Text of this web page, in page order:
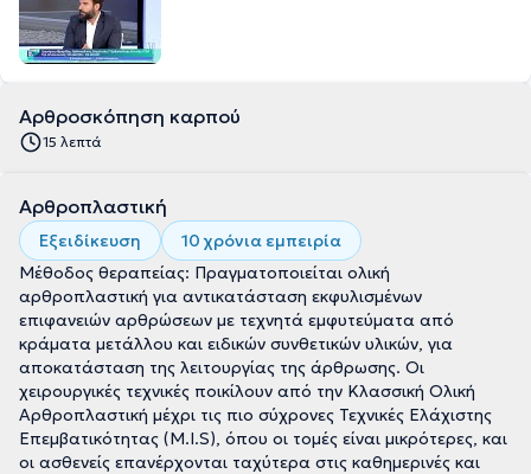
Αρθροσκόπηση καρπού
15 λεπτά
Αρθροπλαστική
Εξειδίκευση
10 χρόνια εμπειρία
Μέθοδος θεραπείας: Πραγματοποιείται ολική
αρθροπλαστική για αντικατάσταση εκφυλισμένων
επιφανειών αρθρώσεων με τεχνητά εμφυτεύματα από
κράματα μετάλλου και ειδικών συνθετικών υλικών, για
αποκατάσταση της λειτουργίας της άρθρωσης. Οι
χειρουργικές τεχνικές ποικίλουν από την Κλασσική Ολική
Αρθροπλαστική μέχρι τις πιο σύχρονες Τεχνικές Ελάχιστης
Επεμβατικότητας (Μ.Ι.S), όπου οι τομές είναι μικρότερες, και
οι ασθενείς επανέρχονται ταχύτερα στις καθημερινές και